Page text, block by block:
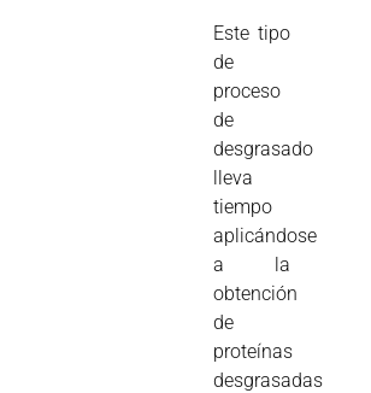
Este tipo
de
proceso
de
desgrasado
lleva
tiempo
aplicándose
a la
obtención
de
proteínas
desgrasadas